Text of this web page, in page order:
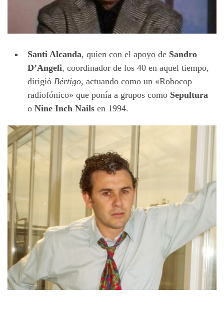
Santi Alcanda, quien con el apoyo de Sandro
D’Angeli, coordinador de los 40 en aquel tiempo,
dirigió Bértigo, actuando como un «Robocop
radiofónico» que ponía a grupos como Sepultura
o Nine Inch Nails en 1994.